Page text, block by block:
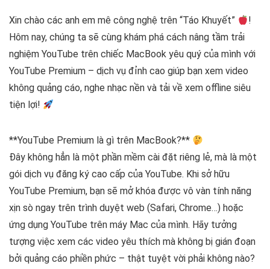
Xin chào các anh em mê công nghệ trên “Táo Khuyết”
!
Hôm nay, chúng ta sẽ cùng khám phá cách nâng tầm trải
nghiệm YouTube trên chiếc MacBook yêu quý của mình với
YouTube Premium – dịch vụ đỉnh cao giúp bạn xem video
không quảng cáo, nghe nhạc nền và tải về xem offline siêu
tiện lợi!
**YouTube Premium là gì trên MacBook?**
Đây không hẳn là một phần mềm cài đặt riêng lẻ, mà là một
gói dịch vụ đăng ký cao cấp của YouTube. Khi sở hữu
YouTube Premium, bạn sẽ mở khóa được vô vàn tính năng
xịn sò ngay trên trình duyệt web (Safari, Chrome…) hoặc
ứng dụng YouTube trên máy Mac của mình. Hãy tưởng
tượng việc xem các video yêu thích mà không bị gián đoạn
bởi quảng cáo phiền phức – thật tuyệt vời phải không nào?